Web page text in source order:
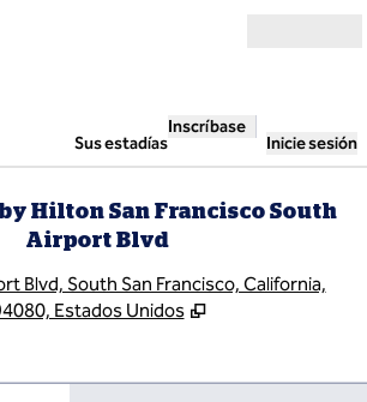
Sus estadías
Inscríbase
Inicie sesión
Hilton San Francisco South
Airport Blvd
Blvd, South San Francisco, California,
Estados Unidos